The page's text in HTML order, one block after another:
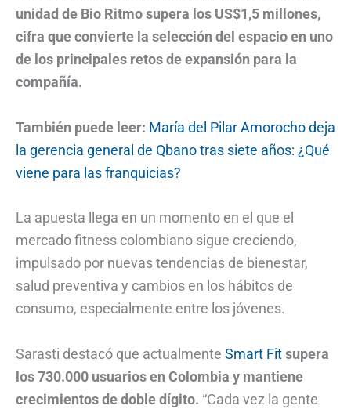
unidad de Bio Ritmo supera los US$1,5 millones,
cifra que convierte la selección del espacio en uno
de los principales retos de expansión para la
compañía.
También puede leer: María del Pilar Amorocho deja
la gerencia general de Qbano tras siete años: ¿Qué
viene para las franquicias?
La apuesta llega en un momento en el que el
mercado fitness colombiano sigue creciendo,
impulsado por nuevas tendencias de bienestar,
salud preventiva y cambios en los hábitos de
consumo, especialmente entre los jóvenes.
Sarasti destacó que actualmente Smart Fitsupera
los 730.000 usuarios en Colombia y mantiene
crecimientos de doble dígito. “Cada vez la gente